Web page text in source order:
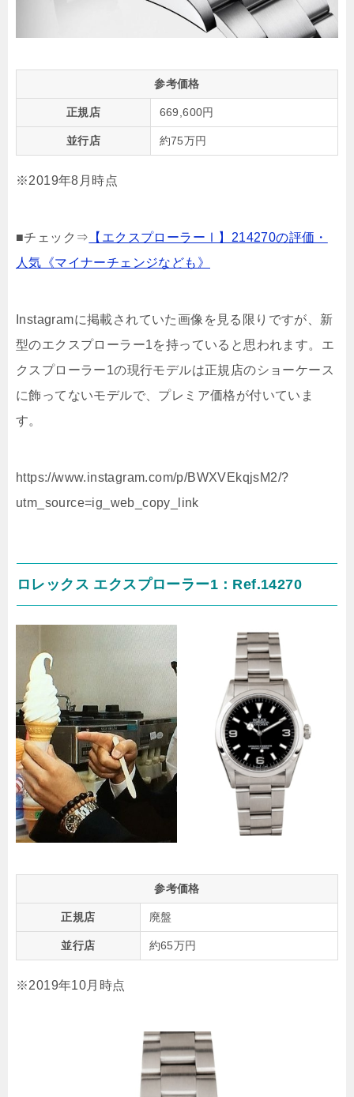
参考価格
正規店 669,600円
並行店 約75万円
※2019年8月時点
■チェック⇒ 【エクスプローラーⅠ】214270の評価・
人気《マイナーチェンジなども》
Instagramに掲載されていた画像を見る限りですが、新
型のエクスプローラー1を持っていると思われます。エ
クスプローラー1の現行モデルは正規店のショーケース
に飾ってないモデルで、プレミア価格が付いていま
す。
https://www.instagram.com/p/BWXVEkqjsM2/?
utm_source=ig_web_copy_link
ロレックス エクスプローラー1：Ref.14270
参考価格
正規店 廃盤
並行店 約65万円
※2019年10月時点